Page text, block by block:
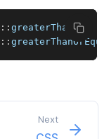
:: greaterThan10
::
Next